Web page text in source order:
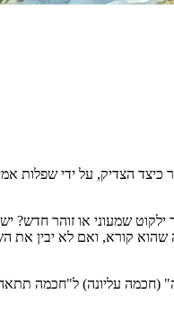
כיצד הצדיק, על ידי שפלות
שמעוני או זוהר חדש? יש
שהוא קורא, ואם לא יבין
(חכמה עליונה) ל"חכמה